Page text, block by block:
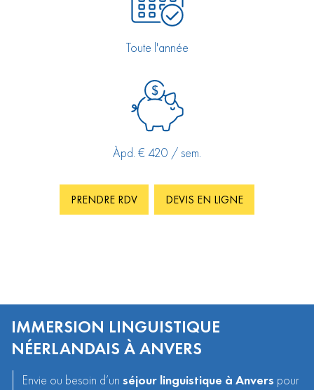
Toute l'année
Àpd. € 420 / sem.
PRENDRE RDV DEVIS EN LIGNE
IMMERSION LINGUISTIQUE
NÉERLANDAIS À ANVERS
Envie ou besoin d’un séjour linguistique à Anvers pour